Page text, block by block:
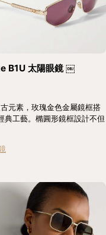
B1U 太陽眼鏡 ￼
元素，玫瑰金色金屬鏡框搭
工藝。橢圓形鏡框設計不但